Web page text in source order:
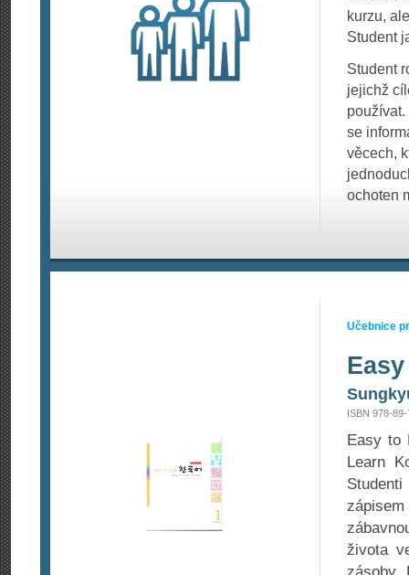
kurzu,
Student
Student
jejichž
se
věcech,
ochoten
Učebnice
ISBN 978-
Easy to
Learn
života